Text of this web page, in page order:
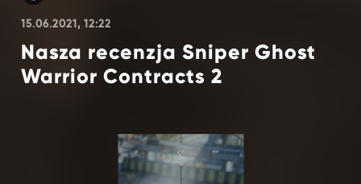
15.06.2021, 12:22
Nasza recenzja Sniper Ghost
Warrior Contracts 2